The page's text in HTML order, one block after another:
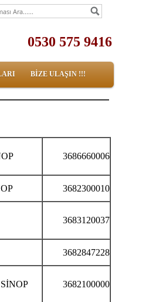
0530 575 9416
BİZE ULAŞIN !!!
3686660006
3682300010
3683120037
3682847228
3682100000